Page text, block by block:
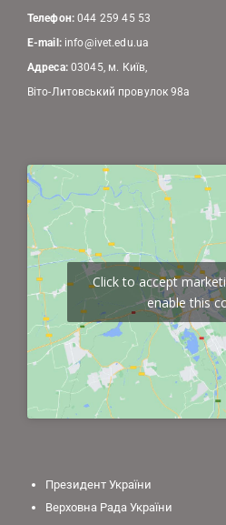
Телефон:044 259 45 53
E-mail: info@ivet.edu.ua
Адреса:03045, м. Київ,
Віто-Литовський провулок 98а
Click to accept
enable this
Президент України
Верховна Рада України